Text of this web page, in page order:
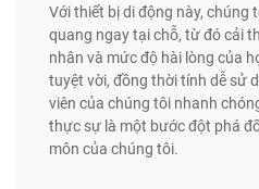
Với thiết bị di động này, chúng
quang ngay tại chỗ, từ đó cải
nhân và mức độ hài lòng của
tuyệt vời, đồng thời tính dễ sử
viên của chúng tôi nhanh
thực sự là một bước đột phá
môn của chúng tôi.